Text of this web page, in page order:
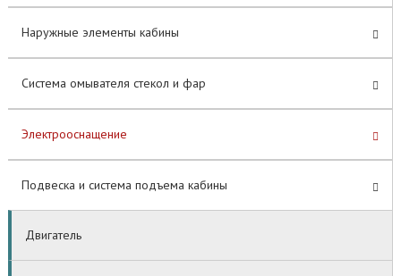
Наружные элементы кабины
Система омывателя стекол и фар
Электрооснащение
Подвеска и система подъема кабины
Двигатель